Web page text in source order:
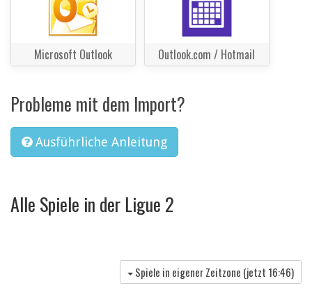
Microsoft Outlook Outlook.com / Hotmail
Probleme mit dem Import?
Ausführliche Anleitung
Alle Spiele in der Ligue 2
Spiele in eigener Zeitzone (jetzt 16:46)